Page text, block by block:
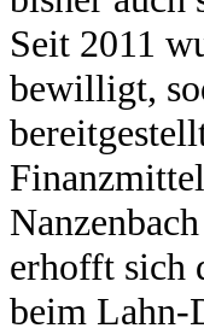
Seit 2011
bewilligt,
erhofft sich
beim Lahn-